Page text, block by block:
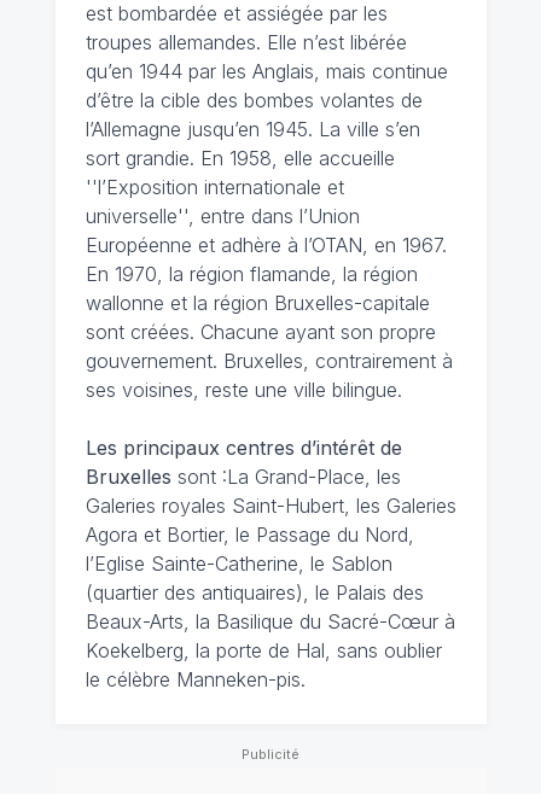
est bombardée et assiégée par les
troupes allemandes. Elle n’est libérée
qu’en 1944 par les Anglais, mais continue
d’être la cible des bombes volantes de
l’Allemagne jusqu’en 1945. La ville s’en
sort grandie. En 1958, elle accueille
''l’Exposition internationale et
universelle'', entre dans l’Union
Européenne et adhère à l’OTAN, en 1967.
En 1970, la région flamande, la région
wallonne et la région Bruxelles-capitale
sont créées. Chacune ayant son propre
gouvernement. Bruxelles, contrairement à
ses voisines, reste une ville bilingue.
Les principaux centres d’intérêt de
Bruxelles sont :La Grand-Place, les
Galeries royales Saint-Hubert, les Galeries
Agora et Bortier, le Passage du Nord,
l’Eglise Sainte-Catherine, le Sablon
(quartier des antiquaires), le Palais des
Beaux-Arts, la Basilique du Sacré-Cœur à
Koekelberg, la porte de Hal, sans oublier
le célèbre Manneken-pis.